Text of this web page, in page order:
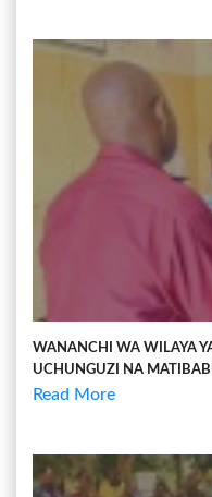
WANANCHI WA WILAYA
UCHUNGUZI NA
Read More